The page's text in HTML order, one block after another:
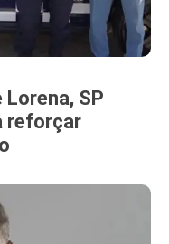
Lorena, SP
reforçar